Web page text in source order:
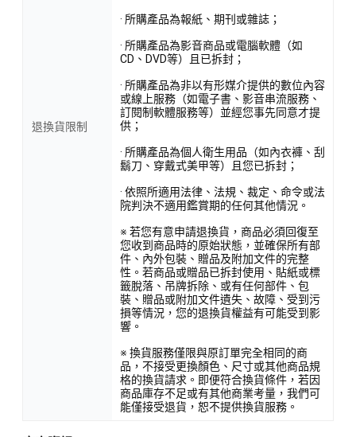
退換貨限制
· 所購產品為報紙、期刊或雜誌；
· 所購產品為影音商品或電腦軟體（如
CD、DVD等）且已拆封；
· 所購產品為非以有形媒介提供的數位內容
或線上服務（如電子書、影音串流服務、
訂閱制軟體服務等）並經您事先同意才提
供；
· 所購產品為個人衛生用品（如內衣褲、刮
鬍刀、穿戴式美甲等）且您已拆封；
· 依照所適用法律、法規、裁定、命令或法
院判決不適用鑑賞期的任何其他情況。
※ 若您有意申請退換貨，商品必須回復至
您收到商品時的原始狀態，並確保所有部
件、內外包裝、贈品及附加文件的完整
性。若商品或贈品已拆封使用、貼紙或標
籤脫落、吊牌拆除、或有任何部件、包
裝、贈品或附加文件遺失、故障、受到污
損等情況，您的退換貨權益有可能受到影
響。
※ 換貨服務僅限與原訂單完全相同的商
品，不接受更換顏色、尺寸或其他商品規
格的換貨請求。即便符合換貨條件，若因
商品庫存不足或有其他商業考量，我們可
能僅接受退貨，恕不提供換貨服務。